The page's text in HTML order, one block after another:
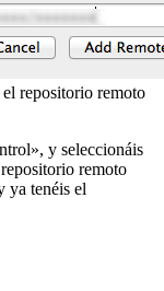
repositorio remoto
y seleccionáis
remoto
ya tenéis el